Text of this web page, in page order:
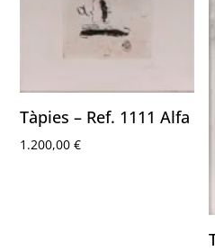
Tàpies – Ref. 1111 Alfa
1.200,00€